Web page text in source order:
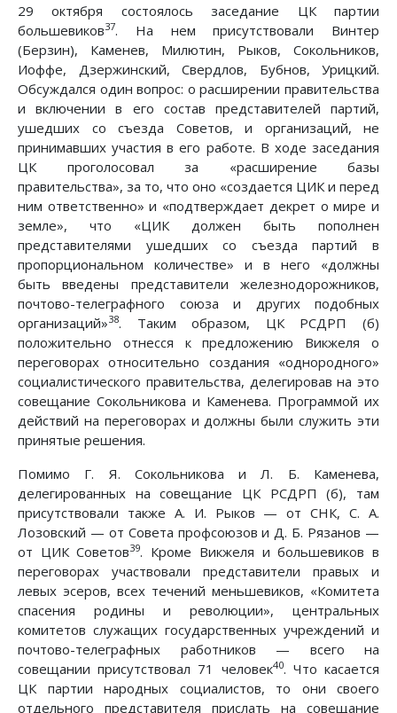
29 октября состоялось заседание ЦК партии
большевиков37. На нем присутствовали Винтер
(Берзин), Каменев, Милютин, Рыков, Сокольников,
Иоффе, Дзержинский, Свердлов, Бубнов, Урицкий.
Обсуждался один вопрос: о расширении правительства
и включении в его состав представителей партий,
ушедших со съезда Советов, и организаций, не
принимавших участия в его работе. В ходе заседания
ЦК проголосовал за «расширение базы
правительства», за то, что оно «создается ЦИК и перед
ним ответственно» и «подтверждает декрет о мире и
земле», что «ЦИК должен быть пополнен
представителями ушедших со съезда партий в
пропорциональном количестве» и в него «должны
быть введены представители железнодорожников,
почтово-телеграфного союза и других подобных
организаций»38. Таким образом, ЦК РСДРП (б)
положительно отнесся к предложению Викжеля о
переговорах относительно создания «однородного»
социалистического правительства, делегировав на это
совещание Сокольникова и Каменева. Программой их
действий на переговорах и должны были служить эти
принятые решения.
Помимо Г. Я. Сокольникова и Л. Б. Каменева,
делегированных на совещание ЦК РСДРП (б), там
присутствовали также А. И. Рыков — от СНК, С. А.
Лозовский — от Совета профсоюзов и Д. Б. Рязанов —
от ЦИК Советов39. Кроме Викжеля и большевиков в
переговорах участвовали представители правых и
левых эсеров, всех течений меньшевиков, «Комитета
спасения родины и революции», центральных
комитетов служащих государственных учреждений и
почтово-телеграфных работников — всего на
совещании присутствовал 71 человек40. Что касается
ЦК партии народных социалистов, то они своего
отдельного представителя прислать на совещание